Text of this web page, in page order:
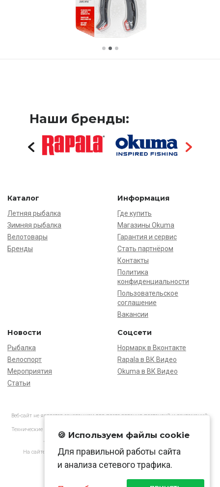
Наши бренды:
Каталог
Летняя рыбалка
Зимняя рыбалка
Велотовары
Бренды
Информация
Где купить
Магазины Okuma
Гарантия и сервис
Стать партнёром
Контакты
Политика
конфиденциальности
Пользовательское
соглашение
Вакансии
Новости
Рыбалка
Велоспорт
Мероприятия
Статьи
Соцсети
Нормарк в Вконтакте
Rapala в ВК Видео
Okuma в ВК Видео
Веб-сайт не является основанием для предъявления претензий и рекламаций,
Технические характеристики товаров могут отличаться от указанных на сайте.
АО «Нормарк» ИНН 7728172512 ОГРН 1037739603505
На сайте применяютсярекомендательные технологиив соответствии
🍪 Используем файлы cookie
Для правильной работы сайта
и анализа сетевого трафика.